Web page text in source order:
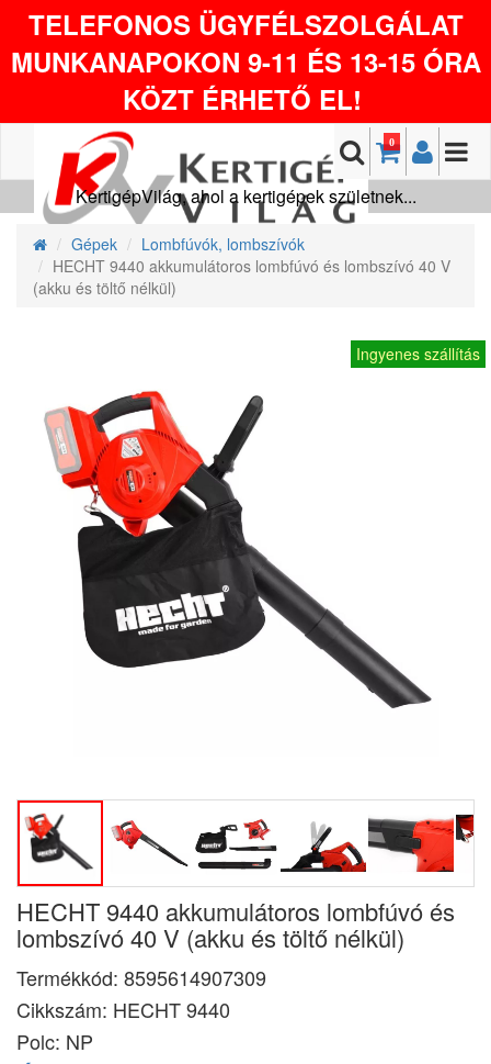
TELEFONOS ÜGYFÉLSZOLGÁLAT
MUNKANAPOKON 9-11 ÉS 13-15 ÓRA
KÖZT ÉRHETŐ EL!
0
KertigépVilág, ahol a kertigépek születnek...
Gépek
Lombfúvók, lombszívók
HECHT 9440 akkumulátoros lombfúvó és lombszívó 40 V
(akku és töltő nélkül)
Ingyenes szállítás
HECHT 9440 akkumulátoros lombfúvó és
lombszívó 40 V (akku és töltő nélkül)
Termékkód: 8595614907309
Cikkszám: HECHT 9440
Polc: NP